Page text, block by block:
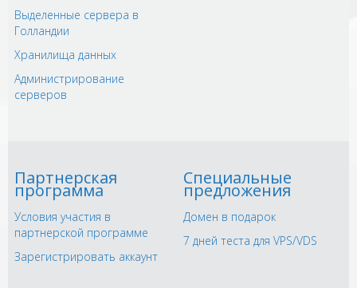
Выделенные сервера в
Голландии
Хранилища данных
Администрирование
серверов
Партнерская
программа
Условия участия в
партнерской программе
Зарегистрировать аккаунт
Специальные
предложения
Домен в подарок
7 дней теста для VPS/VDS